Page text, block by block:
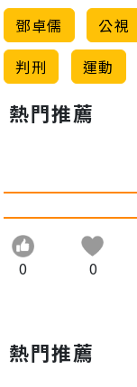
鄧卓儒 公視
判刑
運動
熱門推薦
0 0
熱門推薦